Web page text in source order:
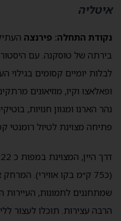
איטליה
נקודת התחלה: פירנצה
בירתה של טוסקנה. עם
לבלות יומיים קסומים בגילוי
ופאלאצו וקיו, מוזיאונים
נהר הארנו ומגוון חנויות,
פתיחה מצוינת לטיול רומנטי
(כ75 ק״מ בקו אווירי).
שמתחננים לתמונות, העיירות
הרבה עצירות. תוכלו לעצור